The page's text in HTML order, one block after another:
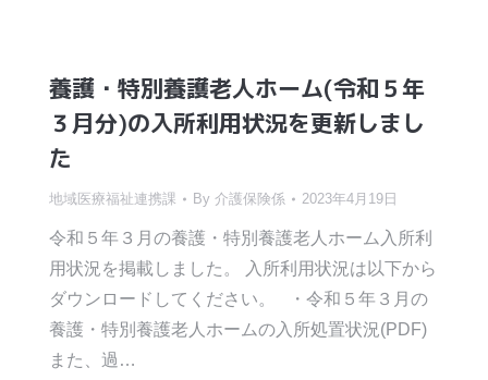
養護・特別養護老人ホーム(令和５年
３月分)の入所利用状況を更新しまし
た
地域医療福祉連携課 By 介護保険係 2023年4月19日
令和５年３月の養護・特別養護老人ホーム入所利
用状況を掲載しました。 入所利用状況は以下から
ダウンロードしてください。 ・令和５年３月の
養護・特別養護老人ホームの入所処置状況(PDF)
また、過…